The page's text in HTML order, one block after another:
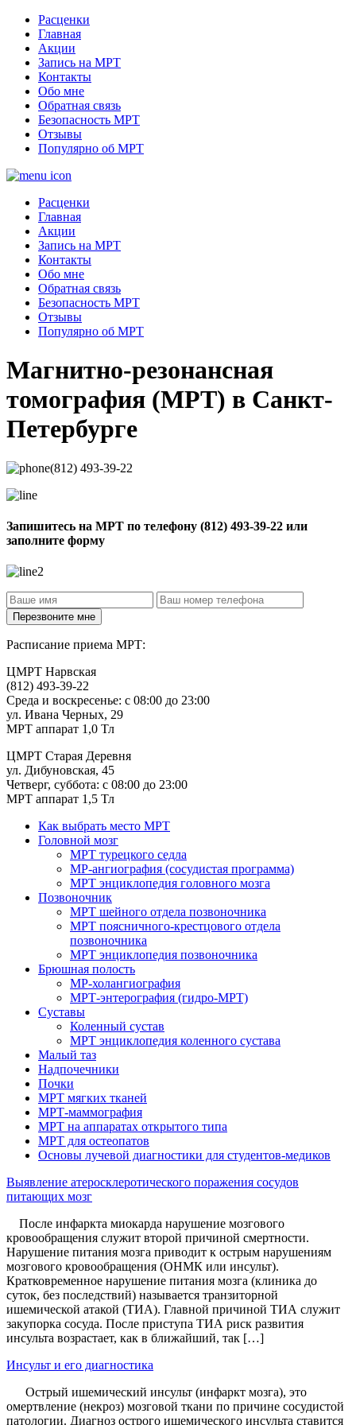
Расценки
Главная
Акции
Запись на МРТ
Контакты
Обо мне
Обратная связь
Безопасность МРТ
Отзывы
Популярно об МРТ
Расценки
Главная
Акции
Запись на МРТ
Контакты
Обо мне
Обратная связь
Безопасность МРТ
Отзывы
Популярно об МРТ
Магнитно-резонансная
томография (МРТ) в Санкт-
Петербурге
(812) 493-39-22
Запишитесь на МРТ по телефону (812) 493-39-22 или
заполните форму
Расписание приема МРТ:
ЦМРТ Нарвская
(812) 493-39-22
Среда и воскресенье: с 08:00 до 23:00
ул. Ивана Черных, 29
МРТ аппарат 1,0 Тл
ЦМРТ Старая Деревня
ул. Дибуновская, 45
Четверг, суббота: с 08:00 до 23:00
МРТ аппарат 1,5 Тл
Как выбрать место МРТ
Головной мозг
МРТ турецкого седла
МР-ангиография (сосудистая программа)
МРТ энциклопедия головного мозга
Позвоночник
МРТ шейного отдела позвоночника
МРТ поясничного-крестцового отдела
позвоночника
МРТ энциклопедия позвоночника
Брюшная полость
МР-холангиография
МРТ-энтерография (гидро-МРТ)
Суставы
Коленный сустав
МРТ энциклопедия коленного сустава
Малый таз
Надпочечники
Почки
МРТ мягких тканей
МРТ-маммография
МРТ на аппаратах открытого типа
МРТ для остеопатов
Основы лучевой диагностики для студентов-медиков
Выявление атеросклеротического поражения сосудов
питающих мозг
После инфаркта миокарда нарушение мозгового
кровообращения служит второй причиной смертности.
Нарушение питания мозга приводит к острым нарушениям
мозгового кровообращения (ОНМК или инсульт).
Кратковременное нарушение питания мозга (клиника до
суток, без последствий) называется транзиторной
ишемической атакой (ТИА). Главной причиной ТИА служит
закупорка сосуда. После приступа ТИА риск развития
инсульта возрастает, как в ближайший, так […]
Инсульт и его диагностика
Острый ишемический инсульт (инфаркт мозга), это
омертвление (некроз) мозговой ткани по причине сосудистой
патологии. Диагноз острого ишемического инсульта ставится